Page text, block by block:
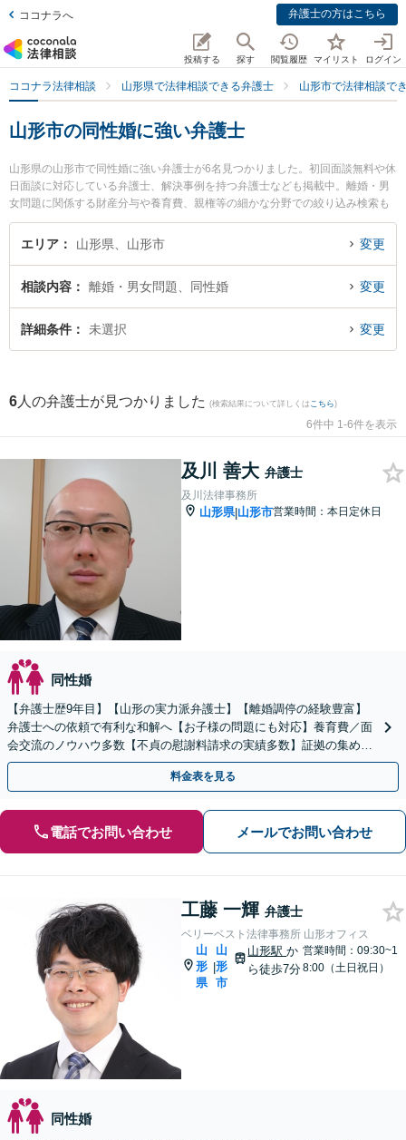
ココナラへ 弁護士の方はこちら
投稿する 探す 閲覧履歴 マイリスト ログイン
ココナラ法律相談 山形県で法律相談できる弁護士 山形市で法律相談で
山形市の同性婚に強い弁護士
山形県の山形市で同性婚に強い弁護士が6名見つかりました。初回面談無料や休
日面談に対応している弁護士、解決事例を持つ弁護士なども掲載中。離婚・男
女問題に関係する財産分与や養育費、親権等の細かな分野での絞り込み検索も
でき便利です。特に及川法律事務所の及川 善大弁護士やベリーベスト法律事務
所 山形オフィスの工藤 一輝弁護士、菊川明法律事務所の森本 健一弁護士のプ
のトラブル解決の実績豊富な近くの弁護士を検索したい』『初回相談無料で同
性婚を法律相談できる山形市内の弁護士に相談予約したい』などでお困りの相
談者さんにおすすめです。
エリア 山形県、山形市 変更
相談内容 離婚・男女問題、同性婚 変更
詳細条件 未選択 変更
6 人の弁護士が見つかりました (検索結果について詳しくは こちら)
6件中 1-6件を表示
及川 善大 弁護士
及川法律事務所
山形県|山形市営業時間：本日定休日
同性婚
【弁護士歴9年目】【山形の実力派弁護士】【離婚調停の経験豊富】
弁護士への依頼で有利な和解へ【お子様の問題にも対応】養育費／面
会交流のノウハウ多数【不貞の慰謝料請求の実績多数】証拠の集め方
をアドバイス！性別・年代問わず早い段階でご相談ください
料金表を見る
電話でお問い合わせ メールでお問い合わせ
工藤 一輝 弁護士
ベリーベスト法律事務所 山形オフィス
山
形
県
|
山
形
市
山形駅か
ら徒歩7分
営業時間：09:30~1
8:00（土日祝日）
同性婚